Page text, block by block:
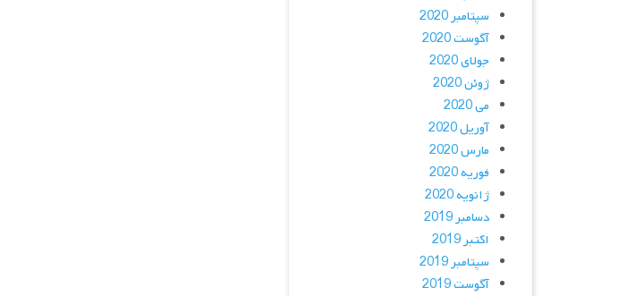
سپتامبر 2020
آگوست 2020
جولای 2020
ژوئن 2020
می 2020
آوریل 2020
مارس 2020
فوریه 2020
ژانویه 2020
دسامبر 2019
اکتبر 2019
سپتامبر 2019
آگوست 2019